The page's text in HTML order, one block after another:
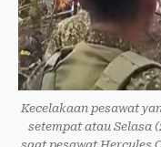
Kecelakaan pesawat
setempat atau Selasa